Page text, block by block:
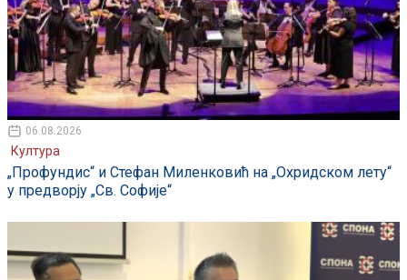
06.08.2026
Култура
„Профундис“ и Стефан Миленковић на „Охридском лету“
у предворју „Св. Софије“